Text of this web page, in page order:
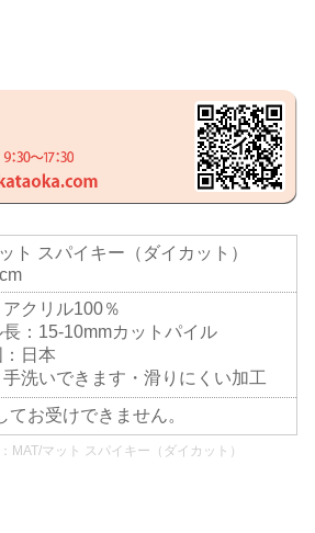
ト スパイキー（ダイカット）
クリル100％
：15-10mmカットパイル
日本
洗いできます・滑りにくい加工
てお受けできません。
MAT/マット スパイキー（ダイカット）